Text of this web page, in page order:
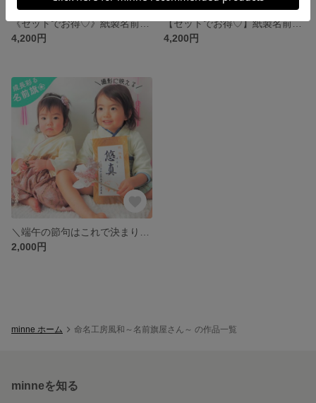
《セットでお得♡》紙製名前旗＆額入り命名書♡デザイン組み合わせ自由♡お子様のデータ印字無料♡出産祝い♡
4,200円
【セットでお得♡】紙製名前旗＆額入り命名書♡デザイン組み合わせ自由♡出産祝い♡七五三♡おうちフォトにも♡
4,200円
2,000円
minne ホーム 命名工房風和～名前旗屋さん～ の作品一覧
minneを知る